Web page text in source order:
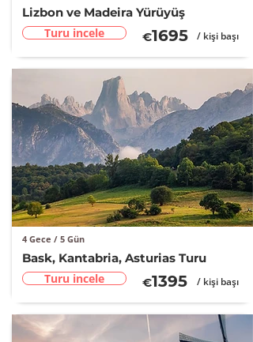
Lizbon ve Madeira Yürüyüş
Turu incele
€1695 / kişi başı
4 Gece / 5 Gün
Bask, Kantabria, Asturias Turu
Turu incele
€1395 / kişi başı